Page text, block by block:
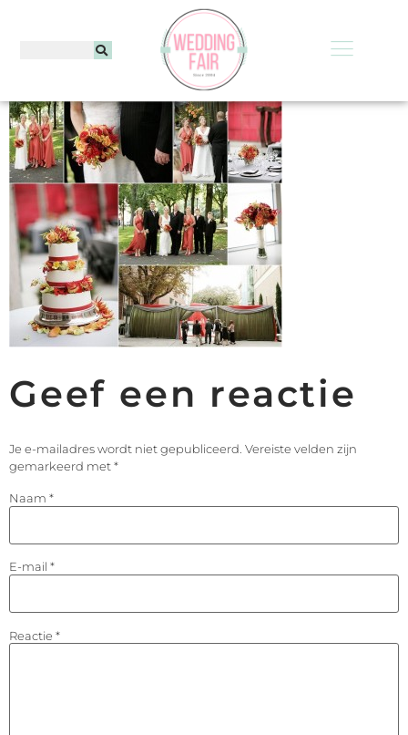
Geef een reactie
Je e-mailadres wordt niet gepubliceerd. Vereiste velden zijn
gemarkeerd met*
Naam *
E-mail *
Reactie *